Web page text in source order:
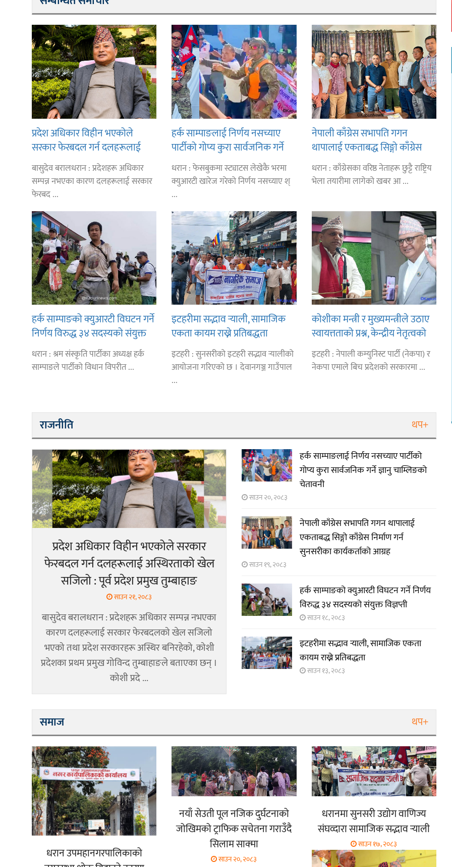
प्रदेश अधिकार विहीन भएकोले
सरकार फेरबदल गर्न दलहरूलाई
अस्थिरताको खेल सजिलो : पूर्व प्रदेश
प्रमुख तुम्बाहाङ
बासुदेव बरालधरान : प्रदेशहरू अधिकार
सम्पन्न नभएका कारण दलहरूलाई सरकार
फेरबद ...
हर्क साम्पाङलाई निर्णय नसच्याए
पार्टीको गोप्य कुरा सार्वजनिक गर्ने
ज्ञानु चाम्लिङको चेतावनी
धरान : फेसबुकमा स्ट्याटस लेखेकै भरमा
क्युआरटी खारेज गरेको निर्णय नसच्याए श्
...
नेपाली काँग्रेस सभापति गगन
थापालाई एकताबद्ध सिङ्गो काँग्रेस
निर्माण गर्न सुनसरीका कार्यकर्ताको
आग्रह
धरान : काँग्रेसका वरिष्ठ नेताहरू छुट्टै राष्ट्रिय
भेला तयारीमा लागेको खबर आ ...
हर्क साम्पाङको क्युआरटी विघटन गर्ने
निर्णय विरुद्ध ३४ सदस्यको संयुक्त
विज्ञप्ती
धरान : श्रम संस्कृति पार्टीका अध्यक्ष हर्क
साम्पाङले पार्टीको विधान विपरीत ...
इटहरीमा सद्भाव र्‍याली, सामाजिक
एकता कायम राख्ने प्रतिबद्धता
इटहरी : सुनसरीको इटहरी सद्भाव र्‍यालीको
आयोजना गरिएको छ । देवानगञ्ज गाउँपाल
...
कोशीका मन्त्री र मुख्यमन्त्रीले उठाए
स्वायत्तताको प्रश्न, केन्द्रीय नेतृत्वको
कारण प्रदेशमा समस्या
इटहरी : नेपाली कम्युनिस्ट पार्टी (नेकपा) र
नेकपा एमाले बिच प्रदेशको सरकारमा ...
राजनीति थप+
प्रदेश अधिकार विहीन भएकोले सरकार
फेरबदल गर्न दलहरूलाई अस्थिरताको खेल
सजिलो : पूर्व प्रदेश प्रमुख तुम्बाहाङ
साउन २१, २०८३
बासुदेव बरालधरान : प्रदेशहरू अधिकार सम्पन्न नभएका
कारण दलहरूलाई सरकार फेरबदलको खेल सजिलो
भएको तथा प्रदेश सरकारहरू अस्थिर बनिरहेको, कोशी
प्रदेशका प्रथम प्रमुख गोविन्द तुम्बाहाङले बताएका छन् ।
कोशी प्रदे ...
हर्क साम्पाङलाई निर्णय नसच्याए पार्टीको
गोप्य कुरा सार्वजनिक गर्ने ज्ञानु चाम्लिङको
चेतावनी
साउन २०, २०८३
नेपाली काँग्रेस सभापति गगन थापालाई
एकताबद्ध सिङ्गो काँग्रेस निर्माण गर्न
सुनसरीका कार्यकर्ताको आग्रह
साउन १९, २०८३
हर्क साम्पाङको क्युआरटी विघटन गर्ने निर्णय
विरुद्ध ३४ सदस्यको संयुक्त विज्ञप्ती
साउन १८, २०८३
इटहरीमा सद्भाव र्‍याली, सामाजिक एकता
कायम राख्ने प्रतिबद्धता
साउन १३, २०८३
समाज थप+
धरान उपमहानगरपालिकाको
नयाँ सेउती पूल नजिक दुर्घटनाको
जोखिमको ट्राफिक सचेतना गराउँदै
सिलाम साक्मा
साउन २०, २०८३
धरानमा सुनसरी उद्योग वाणिज्य
संघव्दारा सामाजिक सद्भाव र्‍याली
साउन १७, २०८३